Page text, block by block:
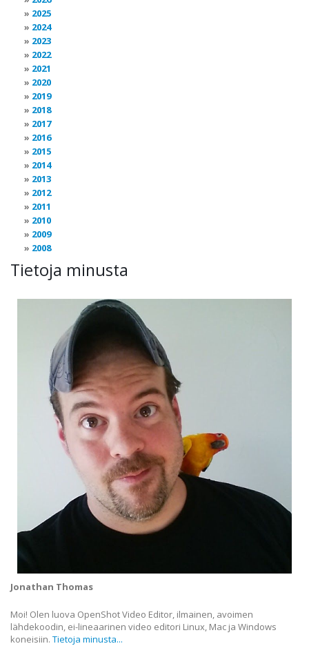
2025
2024
2023
2022
2021
2020
2019
2018
2017
2016
2015
2014
2013
2012
2011
2010
2009
2008
Tietoja minusta
Jonathan Thomas
Moi! Olen luova OpenShot Video Editor, ilmainen, avoimen
lähdekoodin, ei-lineaarinen video editori Linux, Mac ja Windows
koneisiin. Tietoja minusta...